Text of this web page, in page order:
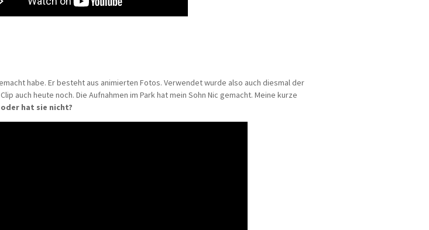
habe. Er besteht aus animierten Fotos. Verwendet wurde also auch diesmal der
auch heute noch. Die Aufnahmen im Park hat mein Sohn Nic gemacht. Meine kurze
hat sie nicht?